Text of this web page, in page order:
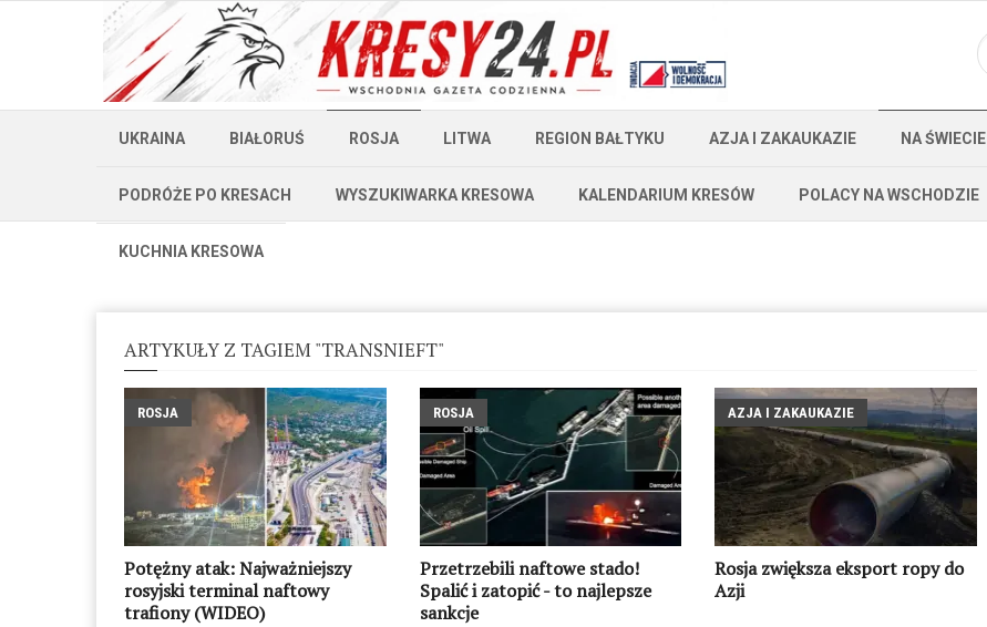
UKRAINA BIAŁORUŚ ROSJA LITWA REGION BAŁTYKU AZJA I ZAKAUKAZIE NA ŚWIECIE
PODRÓŻE PO KRESACH WYSZUKIWARKA KRESOWA KALENDARIUM KRESÓW POLACY NA WSCHODZIE
KUCHNIA KRESOWA
ARTYKUŁY Z TAGIEM "TRANSNIEFT"
ROSJA
Potężny atak: Najważniejszy
rosyjski terminal naftowy
trafiony (WIDEO)
ROSJA
Przetrzebili naftowe stado!
Spalić i zatopić - to najlepsze
sankcje
AZJA I ZAKAUKAZIE
Rosja zwiększa eksport ropy do
Azji